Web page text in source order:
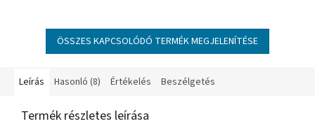
azonnal átláthatod
készleteidet, míg a lila fedél
biztosítja abiztonságos és
két darab praktikus, jól záródó
segítenek a konyhai
rendszerezésben.
ÖSSZES KAPCSOLÓDÓ TERMÉK MEGJELENÍTÉSE
Leírás Hasonló (8) Értékelés Beszélgetés
Termék részletes leírása